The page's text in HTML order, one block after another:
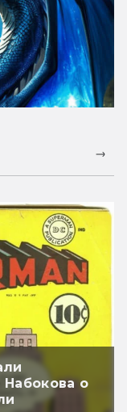
Набокова о